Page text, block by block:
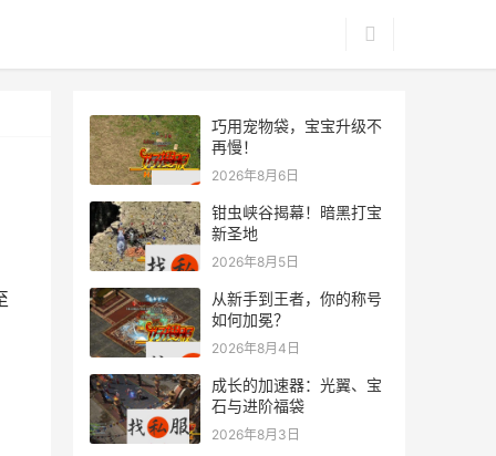
巧用宠物袋，宝宝升级不
再慢！
2026年8月6日
钳虫峡谷揭幕！暗黑打宝
新圣地
2026年8月5日
从新手到王者，你的称号
如何加冕？
2026年8月4日
成长的加速器：光翼、宝
石与进阶福袋
2026年8月3日